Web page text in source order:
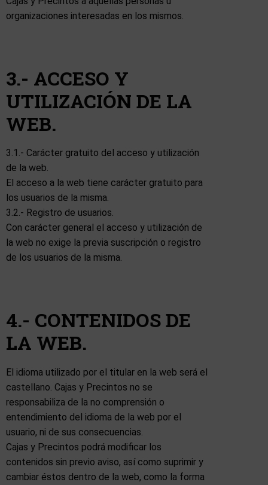
organizaciones interesadas en los mismos.
3.- ACCESO Y
UTILIZACIÓN DE LA
WEB.
3.1.- Carácter gratuito del acceso y utilización
de la web.
El acceso a la web tiene carácter gratuito para
los usuarios de la misma.
3.2.- Registro de usuarios.
Con carácter general el acceso y utilización de
la web no exige la previa suscripción o registro
de los usuarios de la misma.
4.- CONTENIDOS DE
LA WEB.
El idioma utilizado por el titular en la web será el
castellano. Cajas y Precintos no se
responsabiliza de la no comprensión o
entendimiento del idioma de la web por el
usuario, ni de sus consecuencias.
Cajas y Precintos podrá modificar los
contenidos sin previo aviso, así como suprimir y
cambiar éstos dentro de la web, como la forma